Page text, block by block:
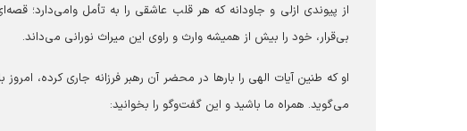
از پیوندی ازلی و جاودانه که هر قلب عاشقی را به تأمل
بی‌قرار، خود را بیش از همیشه وارث و راوی این میراث نورانی می‌داند.
او که طنین آیات الهی را بارها در محضر آن رهبر فرزانه جاری کرده،
می‌گوید. همراه ما باشید و این گفت‌وگو را بخوانید: